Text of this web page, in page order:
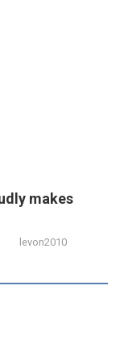
makes
levon2010